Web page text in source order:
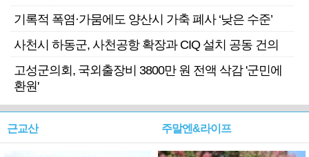
기록적 폭염·가뭄에도 양산시 가축 폐사 ‘낮은 수준’
사천시 하동군, 사천공항 확장과 CIQ 설치 공동 건의
고성군의회, 국외출장비 3800만 원 전액 삭감 '군민에
환원'
근교산 주말엔&라이프